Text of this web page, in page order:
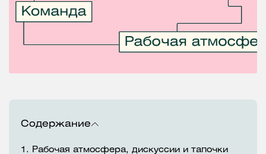
Содержание
1.
Рабочая атмосфера, дискуссии и тапочки